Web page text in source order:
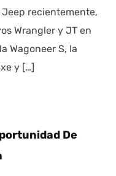
recientemente,
Wrangler y JT en
Wagoneer S, la
y […]
De